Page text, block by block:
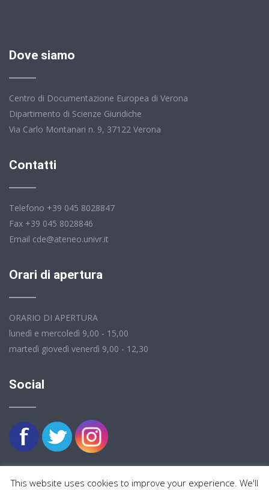
Dove siamo
Centro di Documentazione Europea di Verona
Dipartimento di Scienze Giuridiche
Via Carlo Montanari n. 9, 37122 Verona
Contatti
Telefono +39 045 8028847
Fax +39 045 8028846
Email cde@ateneo.univr.it
Orari di apertura
ORARIO DI APERTURA
lunedì e mercoledì 9,00 - 15,00
martedì giovedì venerdì 9,00 - 12,30
Social
This website uses cookies to improve your experience. We'll